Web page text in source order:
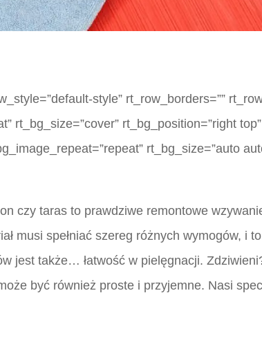
style” rt_row_borders=””
rt_bg_size=”cover” rt_bg_position=”right
rt_bg_size=”auto
czy taras to prawdziwe remontowe
musi spełniać szereg różnych wymogów, i
jest także… łatwość w pielęgnacji.
być również proste i przyjemne. Nasi